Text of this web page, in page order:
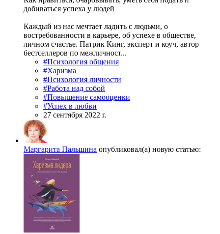
добиваться успеха у людей
Каждый из нас мечтает ладить с людьми, о
востребованности в карьере, об успехе в обществе,
личном счастье. Патрик Кинг, эксперт и коуч, автор
бестселлеров по межличност...
#Психология общения
#Харизма
#Психология личности
#Работа над собой
#Повышение самооценки
#Успех в любви
27 сентября 2022 г.
Маргарита Пальшина опубликовал(а) новую статью: